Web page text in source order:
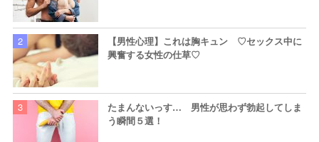
【男性心理】これは胸キュン ♡セックス中に
興奮する女性の仕草♡
たまんないっす… 男性が思わず勃起してしま
う瞬間５選！